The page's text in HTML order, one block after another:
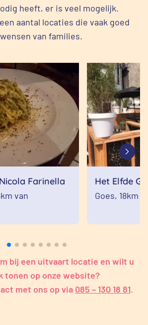
heeft, er is veel mogelijk.
aantal locaties die vaak goed
van families.
Farinella
van
Het Elfde
Goes, 18km
bij een uitvaart locatie en wilt u
tonen op onze website?
met ons op via 085 – 130 18 81.